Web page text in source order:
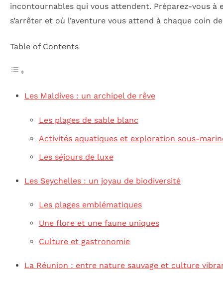
incontournables qui vous attendent. Préparez-vous
s’arrêter et où l’aventure vous attend à chaque coin
Table of Contents
Les Maldives : un archipel de rêve
Les plages de sable blanc
Activités aquatiques et exploration sous-
Les séjours de luxe
Les Seychelles : un joyau de biodiversité
Les plages emblématiques
Une flore et une faune uniques
Culture et gastronomie
La Réunion : entre nature sauvage et culture